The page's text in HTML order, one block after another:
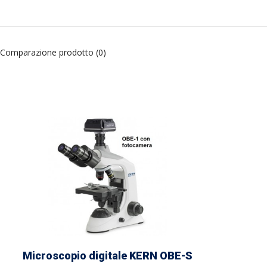
Comparazione prodotto (0)
Microscopio digitale KERN OBE-S